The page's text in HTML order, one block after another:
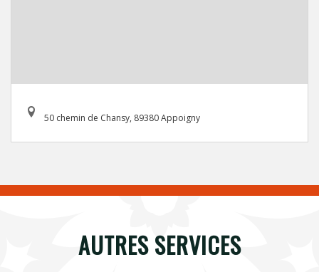
50 chemin de Chansy, 89380 Appoigny
AUTRES SERVICES